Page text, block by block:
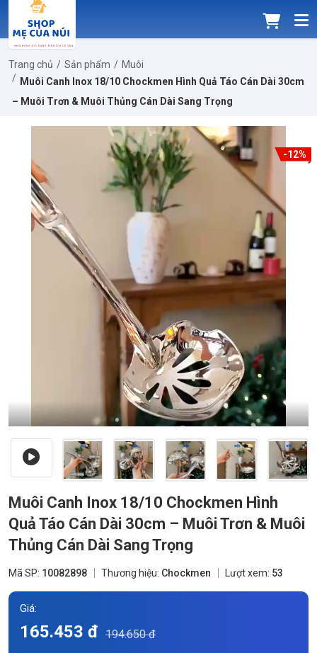
Trang chủ Sản phẩm
Muôi
Muôi Canh Inox 18/10 Chockmen Hình Quả Táo Cán Dài 30cm
– Muôi Trơn & Muôi Thủng Cán Dài Sang Trọng
-12%
Muôi Canh Inox 18/10 Chockmen Hình
Quả Táo Cán Dài 30cm – Muôi Trơn & Muôi
Thủng Cán Dài Sang Trọng
Mã SP: 10082898 Thương hiệu: Chockmen Lượt xem: 53
Giá:
165.453 đ 194.650 đ